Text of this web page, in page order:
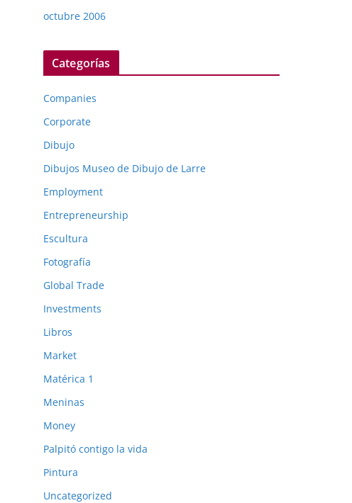
octubre 2006
Categorías
Companies
Corporate
Dibujo
Dibujos Museo de Dibujo de Larre
Employment
Entrepreneurship
Escultura
Fotografía
Global Trade
Investments
Libros
Market
Matérica 1
Meninas
Money
Palpitó contigo la vida
Pintura
Uncategorized